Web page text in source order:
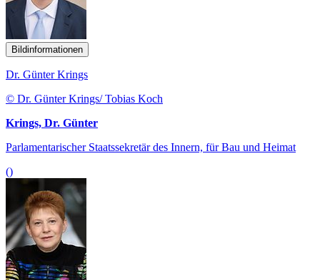
Bildinformationen
Dr. Günter Krings
© Dr. Günter Krings/ Tobias Koch
Krings, Dr. Günter
Parlamentarischer Staatssekretär des Innern, für Bau und Heimat
()